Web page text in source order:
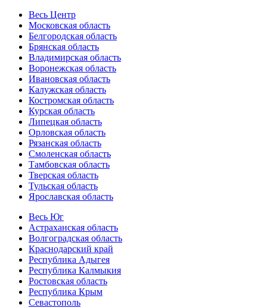
Весь Центр
Московская область
Белгородская область
Брянская область
Владимирская область
Воронежская область
Ивановская область
Калужская область
Костромская область
Курская область
Липецкая область
Орловская область
Рязанская область
Смоленская область
Тамбовская область
Тверская область
Тульская область
Ярославская область
Весь Юг
Астраханская область
Волгоградская область
Краснодарский край
Республика Адыгея
Республика Калмыкия
Ростовская область
Республика Крым
Севастополь